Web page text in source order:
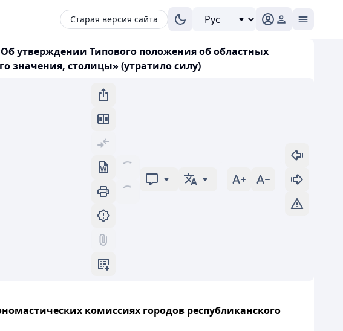
Старая версия сайта
утверждении Типового положения об областных
значения, столицы» (утратило силу)
комиссиях городов республиканского